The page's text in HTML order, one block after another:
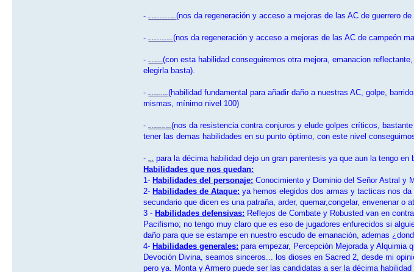
- (nos da regeneración y acceso a mejoras de las AC de guerrero
- (nos da regeneración y acceso a mejoras de las AC de campeón
-
(con esta habilidad conseguiremos otra mejora, emanacion
elegirla basta).
-
(habilidad fundamental para añadir daño a nuestras AC, golpe,
mismas, mínimo nivel 100)
-
(nos da resistencia contra conjuros y elude golpes críticos,
tener las demas habilidades en su punto óptimo, con este nivel
-
para la décima habilidad dejo un gran parentesis ya que aun la tengo
Habilidades que nos quedan:
1- Habilidades del personaje: Conocimiento y Dominio del Señor Astral y
2- Habilidades de Ataque: ya hemos elegidos dos armas y tacticas nos
secundario que dicen es una patraña, arder, quemar,congelar, envenenar
3 - Habilidades defensivas: Reflejos de Combate y Robusted van en
Pacifismo; no tengo muy claro que es eso de jugadores enfurecidos si
daño para que se estampe en nuestro escudo de emanación, ademas
4- Habilidades generales: para empezar, Percepción Mejorada y Alquimia
Devoción Divina, seamos sinceros... los dioses en Sacred 2, desde mi
pero ya. Monta y Armero puede ser las candidatas a ser la décima